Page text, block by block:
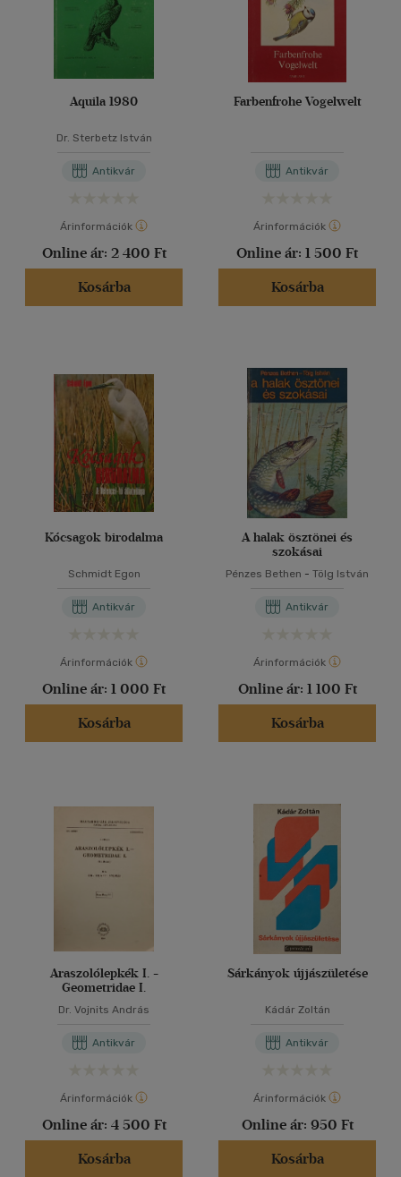
Aquila 1980
Dr. Sterbetz István
Antikvár
Árinformációk
Online ár: 2 400 Ft
Kosárba
Farbenfrohe Vogelwelt
Antikvár
Árinformációk
Online ár: 1 500 Ft
Kosárba
Kócsagok birodalma
Schmidt Egon
Antikvár
Árinformációk
Online ár: 1 000 Ft
Kosárba
A halak ösztönei és
szokásai
Pénzes Bethen - Tölg István
Antikvár
Árinformációk
Online ár: 1 100 Ft
Kosárba
Araszolólepkék I. -
Geometridae I.
Dr. Vojnits András
Antikvár
Árinformációk
Online ár: 4 500 Ft
Kosárba
Sárkányok újjászületése
Kádár Zoltán
Antikvár
Árinformációk
Online ár: 950 Ft
Kosárba